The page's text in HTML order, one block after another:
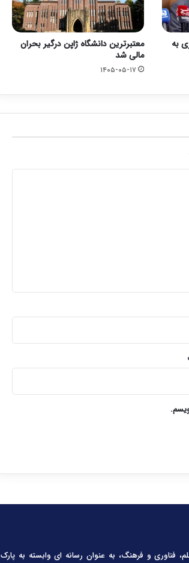
به
معتبرترین دانشگاه ژاپن درگیر بحران
مالی شد
۱۴۰۵-۰۵-۱۷
فناوری و فرهنگ، به عنوان رسانه ای وابسته به پارک